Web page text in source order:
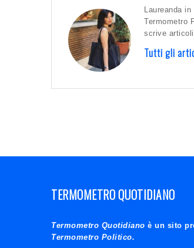
Laureanda
Termometro
scrive
Tutti gli
TERMOMETRO QUOTIDIANO
Termometro Quotidiano è un sito
Termometro Politico.